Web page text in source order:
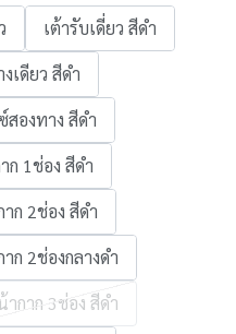
เต้ารับเดี่ยว สีดำ
เดียว สีดำ
สองทาง สีดำ
ก 1ช่อง สีดำ
ก 2ช่อง สีดำ
ก 2ช่องกลางดำ
ากาก 3ช่อง สีดำ